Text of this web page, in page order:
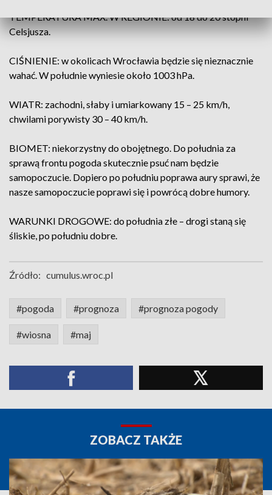
TEMPERATURA MAX. W REGIONIE: od 18 do 20 stopni
Celsjusza.
CIŚNIENIE: w okolicach Wrocławia będzie się nieznacznie
wahać. W południe wyniesie około 1003 hPa.
WIATR: zachodni, słaby i umiarkowany 15 – 25 km/h,
chwilami porywisty 30 – 40 km/h.
BIOMET: niekorzystny do obojętnego. Do południa za
sprawą frontu pogoda skutecznie psuć nam będzie
samopoczucie. Dopiero po południu poprawa aury sprawi, że
nasze samopoczucie poprawi się i powrócą dobre humory.
WARUNKI DROGOWE: do południa złe – drogi staną się
śliskie, po południu dobre.
Źródło: cumulus.wroc.pl
#pogoda #prognoza #prognoza pogody
#wiosna #maj
ZOBACZ TAKŻE